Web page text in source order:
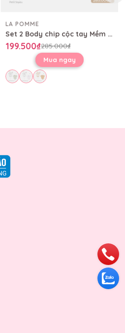
LA POMME
Set 2 Body chip cộc tay Mềm Mịn by La Pomme sắc màu dễ thương
199.500₫285.000₫
Mua ngay